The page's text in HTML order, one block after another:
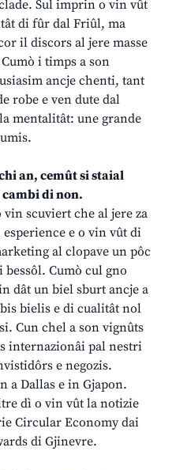
Sul imprin o vin vût
di fûr dal Friûl, ma
il discors al jere masse
i timps a son
ancje chenti, tant
robe e ven dute dal
mentalitât: une grande
an, cemût si staial
cambi di non.
scuviert che al jere za
e o vin vût di
al clopave un pôc
Cumò cul gno
dât un biel sburt ancje a
bielis e di cualitât nol
Cun chel a son vignûts
internazionâi pal nestri
e negozis.
a Dallas e in Gjapon.
dì o vin vût la notizie
Circular Economy dai
di Gjinevre.